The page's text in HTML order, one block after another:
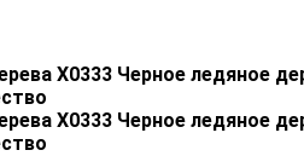
X0333 Черное ледяное
X0333 Черное ледяное